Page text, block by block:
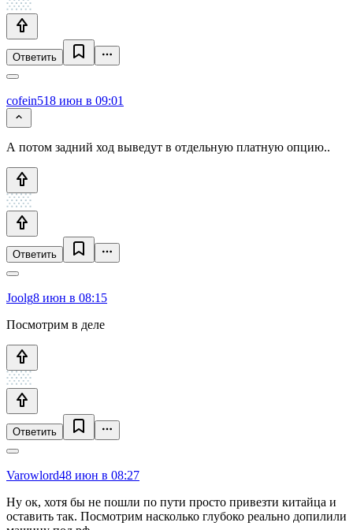
Ответить
cofein518 июн в 09:01
А потом задний ход выведут в отдельную платную опцию..
Ответить
Joolg8 июн в 08:15
Посмотрим в деле
Ответить
Varowlord48 июн в 08:27
Ну ок, хотя бы не пошли по пути просто привезти китайца и
оставить так. Посмотрим насколько глубоко реально допилили